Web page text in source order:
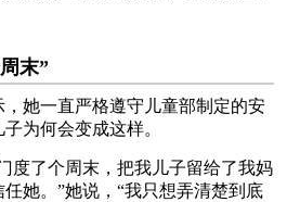
末”
她一直严格遵守儿童部制定的安
为何会变成这样。
度了个周末，把我儿子留给了我妈
她。”她说，“我只想弄清楚到底